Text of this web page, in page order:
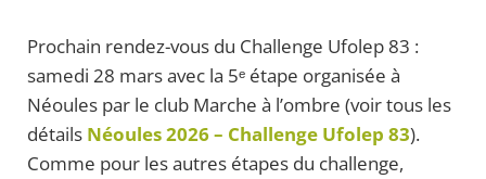
Prochain rendez-vous du Challenge Ufolep 83 :
samedi 28 mars avec la 5ᵉ étape organisée à
Néoules par le club Marche à l’ombre (voir tous les
détails Néoules 2026 – Challenge Ufolep 83).
Comme pour les autres étapes du challenge,